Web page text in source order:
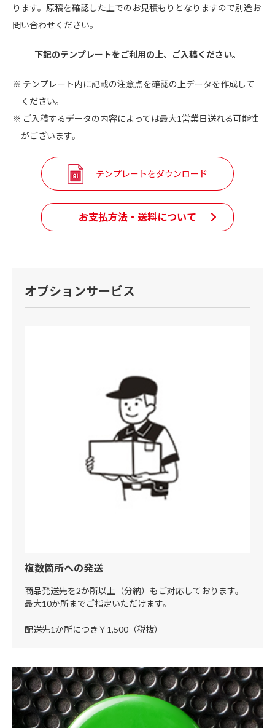
ります。原稿を確認した上でのお見積もりとなりますので別途お
問い合わせください。
下記のテンプレートをご利用の上、ご入稿ください。
テンプレート内に記載の注意点を確認の上データを作成して
ください。
ご入稿するデータの内容によっては最大1営業日送れる可能性
がございます。
テンプレートをダウンロード
お支払方法・送料について
オプションサービス
複数箇所への発送
商品発送先を2か所以上（分納）もご対応しております。
最大10か所までご指定いただけます。
配送先1か所につき￥1,500（税抜）